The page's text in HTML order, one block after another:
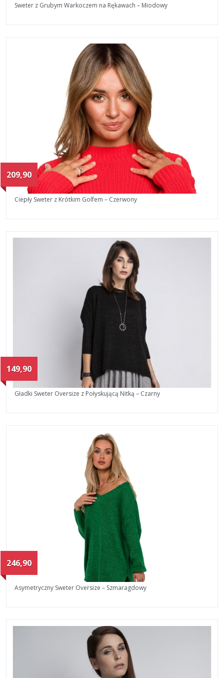
Sweter z Grubym Warkoczem na Rękawach – Miodowy
209,90
Ciepły Sweter z Krótkim Golfem – Czerwony
149,90
Gładki Sweter Oversize z Połyskującą Nitką – Czarny
246,90
Asymetryczny Sweter Oversize – Szmaragdowy